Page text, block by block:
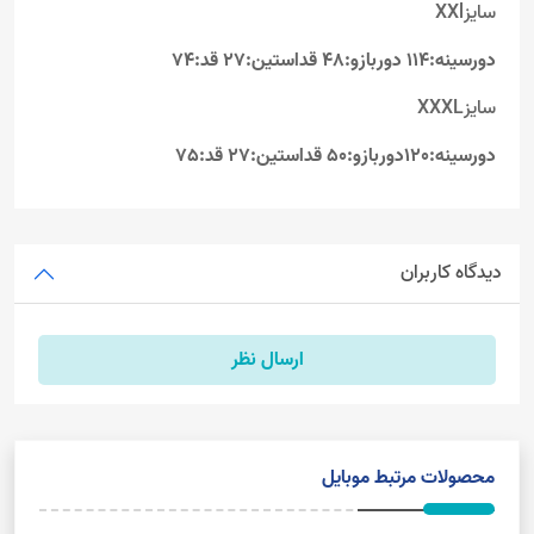
سایزXXl
دورسینه:114 دوربازو:48 قداستین:27 قد:74
سایزXXXL
دورسینه:120دوربازو:50 قداستین:27 قد:75
دیدگاه کاربران
ارسال نظر
محصولات مرتبط موبایل